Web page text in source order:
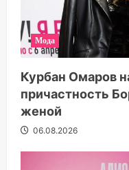
Мода
Курбан Омаров
причастность
женой
06.08.2026